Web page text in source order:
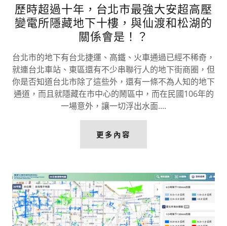
歷時超過十年，台北市最強大安超高壓
變電所隱藏地下十樓，與仙渡和松湖的
關係會是！？
台北市的地下有台北捷運、高鐵、火車通過已經不稀奇，
就連台北車站、東區還有不少串聯行人的地下街商圈，但
你是否知道台北市除了這些外，還有一條不為人知的地下
通道，而且就隱藏在市中心的鬧區中，而在民國106年的
一場意外，讓一切浮出水面....
更多內容